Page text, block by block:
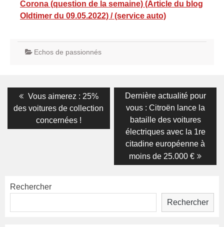
Corona (question de la semaine) (Article du blog
Oldtimer du 09.05.2022) / (service auto)
Echos de passionnés
Navigation
de
l’article
Previous
post:
Vous aimerez : 25%
des voitures de collection
concernées !
Next
post:
Dernière actualité pour
vous : Citroën lance la
bataille des voitures
électriques avec la 1re
citadine européenne à
moins de 25.000 €
Rechercher
Rechercher